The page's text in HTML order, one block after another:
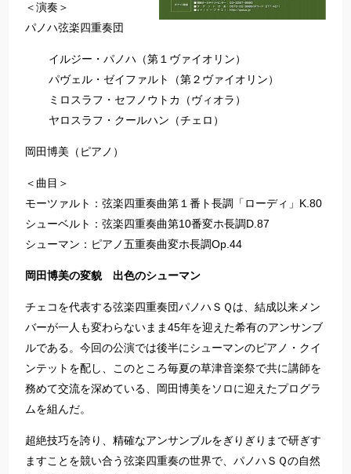
＜演奏＞
パノハ弦楽四重奏団
イルジー・パノハ（第１ヴァイオリン）
パヴェル・ゼイファルト（第２ヴァイオリン）
ミロスラフ・セフノウトカ（ヴィオラ）
ヤロスラフ・クールハン（チェロ）
岡田博美（ピアノ）
＜曲目＞
モーツァルト：弦楽四重奏曲第１番ト長調「ローディ」K.80
シューベルト：弦楽四重奏曲第10番変ホ長調D.87
シューマン：ピアノ五重奏曲変ホ長調Op.44
岡田博美の変貌 出色のシューマン
チェコを代表する弦楽四重奏団パノハＳＱは、結成以来メン
バーが一人も変わらないまま45年を迎えた希有のアンサンブ
ルである。今回の公演では後半にシューマンのピアノ・クイ
ンテットを配し、このところ毎夏の草津音楽祭で共に講師を
務めて交流を深めている、岡田博美をソロに迎えたプログラ
ムを組んだ。
超絶技巧を誇り、精確なアンサンブルをぎりぎりまで研ぎす
ますことを競い合う弦楽四重奏の世界で、パノハＳＱの自然